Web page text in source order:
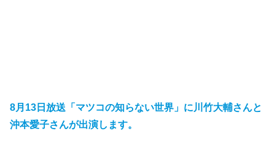
8月13日放送「マツコの知らない世界」に川竹大輔さんと
沖本愛子さんが出演します。